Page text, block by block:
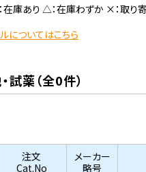
在庫あり △：在庫わずか ×：取り
についてはこちら
試薬（全0件）
注文
Cat.No
メーカー
略号